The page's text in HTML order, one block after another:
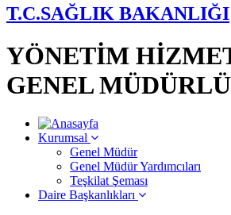
T.C.SAĞLIK BAKANLIĞI
YÖNETİM
GENEL
Kurumsal
Genel Müdür
Genel Müdür Yardımcıları
Teşkilat Şeması
Daire Başkanlıkları